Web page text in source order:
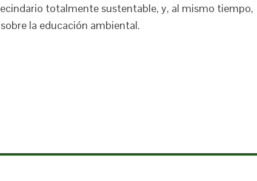
totalmente sustentable, y, al mismo tiempo,
la educación ambiental.